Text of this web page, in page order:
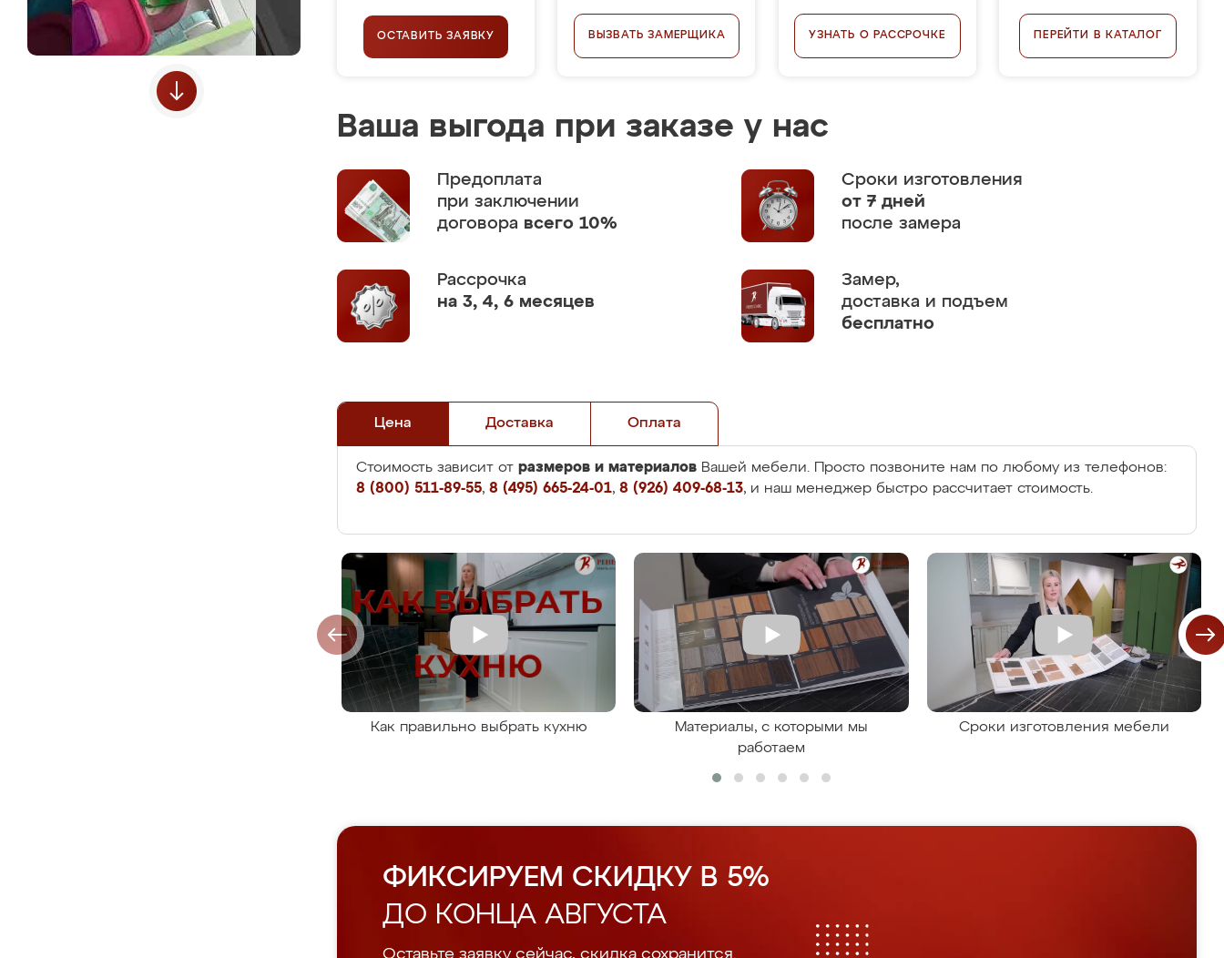
ОСТАВИТЬ ЗАЯВКУ ВЫЗВАТЬ ЗАМЕРЩИКА УЗНАТЬ О РАССРОЧКЕ ПЕРЕЙТИ В КАТАЛОГ
Ваша выгода при заказе у нас
Предоплата
при заключении
договора всего 10%
Сроки изготовления
от 7 дней
после замера
Рассрочка
на 3, 4, 6 месяцев
Замер,
доставка и подъем
бесплатно
Цена Доставка Оплата
Стоимость зависит от размеров и материалов Вашей мебели. Просто позвоните нам по любому из телефонов:
8 (800) 511-89-55, 8 (495) 665-24-01, 8 (926) 409-68-13, и наш менеджер быстро рассчитает стоимость.
Как правильно выбрать кухню
Материалы, с которыми мы
работаем
Сроки изготовления мебели
ФИКСИРУЕМ СКИДКУ В 5%
ДО КОНЦА АВГУСТА
Оставьте заявку сейчас, скидка сохранится.